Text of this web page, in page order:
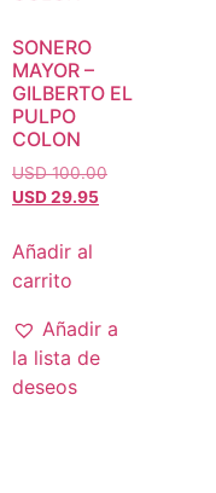
SONERO
MAYOR –
GILBERTO EL
PULPO
COLON
USD 100.00
USD 29.95
Añadir al
carrito
Añadir a
la lista de
deseos